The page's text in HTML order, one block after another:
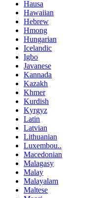
Hausa
Hawaiian
Hebrew
Hmong
Hungarian
Icelandic
Igbo
Javanese
Kannada
Kazakh
Khmer
Kurdish
Kyrgyz
Latin
Latvian
Lithuanian
Luxembou..
Macedonian
Malagasy
Malay
Malayalam
Maltese